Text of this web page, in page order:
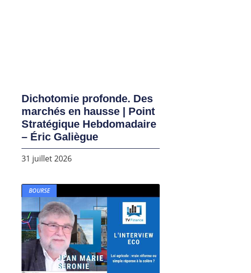
Dichotomie profonde. Des
marchés en hausse | Point
Stratégique Hebdomadaire
– Éric Galiègue
31 juillet 2026
BOURSE